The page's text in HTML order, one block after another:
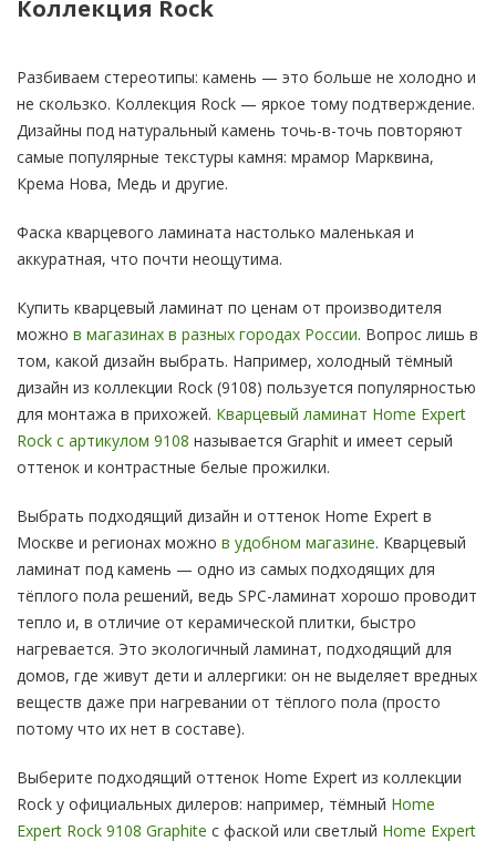
Коллекция Rock
Разбиваем стереотипы: камень — это больше не холодно и
не скользко. Коллекция Rock — яркое тому подтверждение.
Дизайны под натуральный камень точь-в-точь повторяют
самые популярные текстуры камня: мрамор Марквина,
Крема Нова, Медь и другие.
Фаска кварцевого ламината настолько маленькая и
аккуратная, что почти неощутима.
Купить кварцевый ламинат по ценам от производителя
можно в магазинах в разных городах России. Вопрос лишь в
том, какой дизайн выбрать. Например, холодный тёмный
дизайн из коллекции Rock (9108) пользуется популярностью
для монтажа в прихожей. Кварцевый ламинат Home Expert
Rock с артикулом 9108 называется Graphit и имеет серый
оттенок и контрастные белые прожилки.
Выбрать подходящий дизайн и оттенок Home Expert в
Москве и регионах можно в удобном магазине. Кварцевый
ламинат под камень — одно из самых подходящих для
тёплого пола решений, ведь SPC-ламинат хорошо проводит
тепло и, в отличие от керамической плитки, быстро
нагревается. Это экологичный ламинат, подходящий для
домов, где живут дети и аллергики: он не выделяет вредных
веществ даже при нагревании от тёплого пола (просто
потому что их нет в составе).
Выберите подходящий оттенок Home Expert из коллекции
Rock у официальных дилеров: например, тёмный Home
Expert Rock 9108 Graphite с фаской или светлый Home Expert